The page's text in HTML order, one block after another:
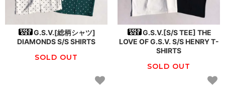
G.S.V.[総柄シャツ]
DIAMONDS S/S SHIRTS
SOLD OUT
G.S.V.[S/S TEE] THE
LOVE OF G.S.V. S/S HENRY T-
SHIRTS
SOLD OUT